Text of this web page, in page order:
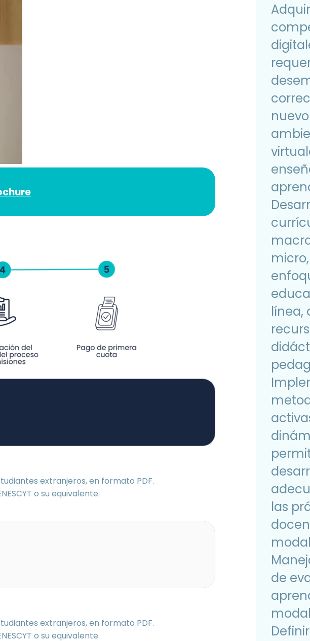
extranjeros, en formato PDF.
o su equivalente.
extranjeros, en formato PDF.
o su equivalente.
línea,
las
de